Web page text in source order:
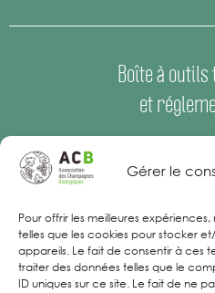
Gérer le
Pour offrir les meilleures
telles que les cookies pour stocker
appareils. Le fait de consentir à ces
traiter des données telles que le
ID uniques sur ce site. Le fait de ne
Boîte à
et
Espace Presse